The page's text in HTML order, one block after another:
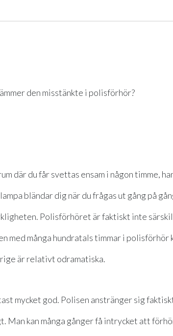
den misstänkte i polisförhör?
där du får svettas ensam i någon timme,
bländar dig när du frågas ut gång på
Polisförhöret är faktiskt inte
med många hundratals timmar i polisförhör
är relativt odramatiska.
mycket god. Polisen anstränger sig
Man kan många gånger få intrycket att